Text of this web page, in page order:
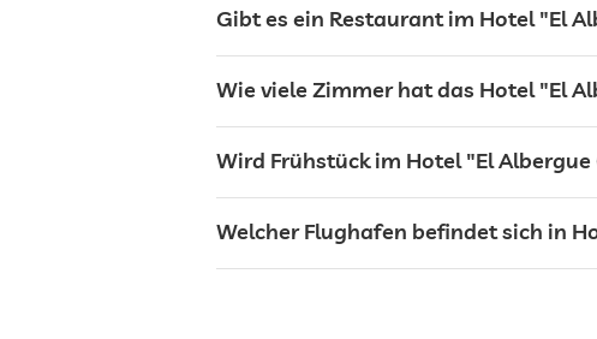
Rezeption
Zimmerservice
Gibt es ein Restaurant im Hotel "El
Wie viele Zimmer hat das Hotel "El
Wird Frühstück im Hotel "El
Welcher Flughafen befindet sich in